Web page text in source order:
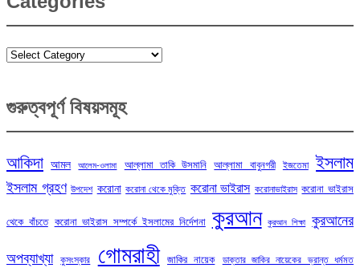
Categories
গুরুত্বপূর্ণ বিষয়সমূহ
আকিদা আমল আলেম-ওলামা আল্লামা তাকি উসমানি আল্লামা বাবুনগরী ইজতেমা ইসলাম
ইসলাম গ্রহণ উপদেশ করোনা করোনা থেকে মুক্তি করোনা ভাইরাস করোনাভাইরাস করোনা ভাইরাস
থেকে বাঁচতে করোনা ভাইরাস সম্পর্কে ইসলামের নির্দেশনা কুরআন কুরআন শিক্ষা কুরআনের
অপব্যাখ্যা কুসংস্কার গোমরাহী জাকির নায়েক ডাক্তার জাকির নায়েকের ভ্রান্ত ধর্মমত